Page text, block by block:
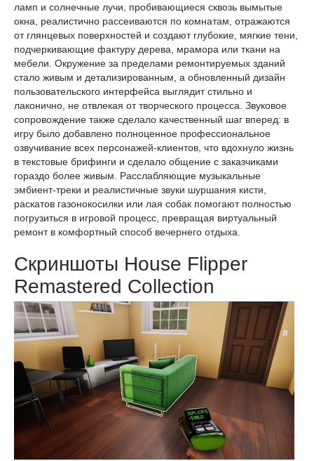
ламп и солнечные лучи, пробивающиеся сквозь вымытые
окна, реалистично рассеиваются по комнатам, отражаются
от глянцевых поверхностей и создают глубокие, мягкие тени,
подчеркивающие фактуру дерева, мрамора или ткани на
мебели. Окружение за пределами ремонтируемых зданий
стало живым и детализированным, а обновленный дизайн
пользовательского интерфейса выглядит стильно и
лаконично, не отвлекая от творческого процесса. Звуковое
сопровождение также сделало качественный шаг вперед: в
игру было добавлено полноценное профессиональное
озвучивание всех персонажей-клиентов, что вдохнуло жизнь
в текстовые брифинги и сделало общение с заказчиками
гораздо более живым. Расслабляющие музыкальные
эмбиент-треки и реалистичные звуки шуршания кисти,
раскатов газонокосилки или лая собак помогают полностью
погрузиться в игровой процесс, превращая виртуальный
ремонт в комфортный способ вечернего отдыха.
Скриншоты House Flipper
Remastered Collection